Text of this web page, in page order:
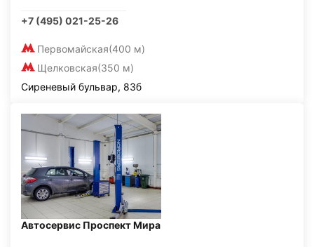
+7 (495) 021-25-26
Первомайская(400 м)
Щелковская(350 м)
Сиреневый бульвар, 83б
Автосервис Проспект Мира